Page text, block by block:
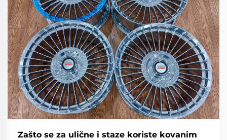
Zašto se za ulične i staze koriste kovanim